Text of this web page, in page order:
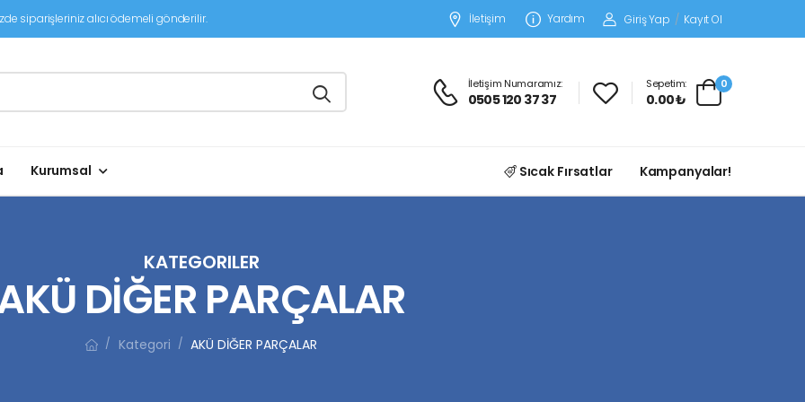
siparişleriniz alıcı ödemeli gönderilir. İletişim Yardım Giriş Yap / Kayıt Ol
İletişim Numaramız:
0505 120 37 37
Sepetim:
0.00 ₺
0
Kurumsal Sıcak Fırsatlar Kampanyalar!
KATEGORILER
DİĞER PARÇALAR
/ Kategori / AKÜ DİĞER PARÇALAR